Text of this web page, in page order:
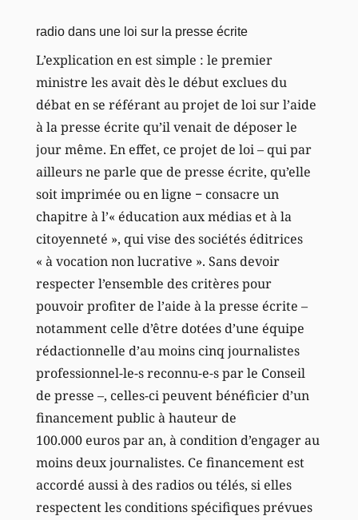
radio dans une loi sur la presse écrite
L’explication en est simple : le premier
ministre les avait dès le début exclues du
débat en se référant au projet de loi sur l’aide
à la presse écrite qu’il venait de déposer le
jour même. En effet, ce projet de loi – qui par
ailleurs ne parle que de presse écrite, qu’elle
soit imprimée ou en ligne − consacre un
chapitre à l’« éducation aux médias et à la
citoyenneté », qui vise des sociétés éditrices
« à vocation non lucrative ». Sans devoir
respecter l’ensemble des critères pour
pouvoir profiter de l’aide à la presse écrite –
notamment celle d’être dotées d’une équipe
rédactionnelle d’au moins cinq journalistes
professionnel-le-s reconnu-e-s par le Conseil
de presse –, celles-ci peuvent bénéficier d’un
financement public à hauteur de
100.000 euros par an, à condition d’engager au
moins deux journalistes. Ce financement est
accordé aussi à des radios ou télés, si elles
respectent les conditions spécifiques prévues